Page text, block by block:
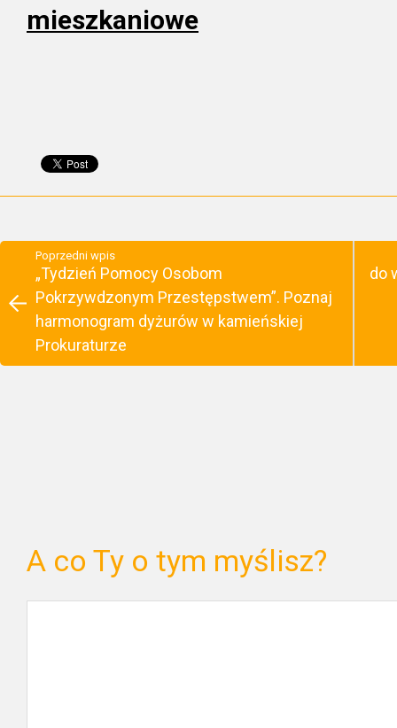
mieszkaniowe
Poprzedni wpis
„Tydzień Pomocy Osobom
Pokrzywdzonym Przestępstwem”. Poznaj
harmonogram dyżurów w kamieńskiej
Prokuraturze
do
A co Ty o tym myślisz?